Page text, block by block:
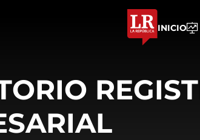
INICIO